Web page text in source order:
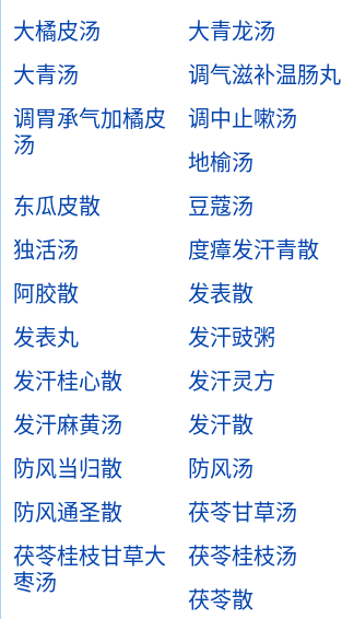
大橘皮汤
大青龙汤
大青汤
调气滋补温肠丸
调胃承气加橘皮
汤
调中止嗽汤
地榆汤
东瓜皮散
豆蔻汤
独活汤
度瘴发汗青散
阿胶散
发表散
发表丸
发汗豉粥
发汗桂心散
发汗灵方
发汗麻黄汤
发汗散
防风当归散
防风汤
防风通圣散
茯苓甘草汤
茯苓桂枝甘草大
枣汤
茯苓桂枝汤
茯苓散